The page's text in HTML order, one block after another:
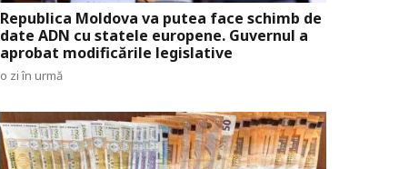
Republica Moldova va putea face schimb de
date ADN cu statele europene. Guvernul a
aprobat modificările legislative
o zi în urmă